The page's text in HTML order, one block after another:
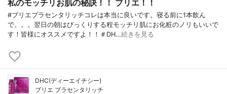
私のモッチリお肌の秘訣！！ ブリエ！！
#ブリエプラセンタリッチコレは本当に良いです。寝る前に1本飲ん
で。。。翌日の朝はびっくりする程モッチリ肌にお化粧のノリもいいで
す！皆様にオススメですよ！！＃DH…続きを見る
DHC(ディーエイチシー)
ブリエ プラセンタリッチ